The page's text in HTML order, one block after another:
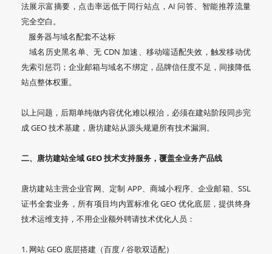
法展示富摘要，点击率远低于同行站点，AI 问答、智能推荐流量
完全空白。
服务器与域名配套不达标
域名历史黑名单、无 CDN 加速、移动端适配失效，触发移动优
先索引惩罚；企业邮箱与域名不绑定，品牌信任度不足，间接降低
站点整体权重。
以上问题，后期单纯做内容优化难以根治，必须在建站阶段同步完
成 GEO 技术基建，唐坊建站从源头规避所有技术漏洞。
二、唐坊建站全域 GEO 技术支持服务，覆盖全业务产品线
唐坊建站主营企业官网、定制 APP、商城小程序、企业邮箱、SSL
证书全套业务，所有项目均内置标准化 GEO 优化底层，提供终身
技术运维支持，不用企业额外聘请技术优化人员：
1. 网站 GEO 底层搭建（百度 / 谷歌双适配）